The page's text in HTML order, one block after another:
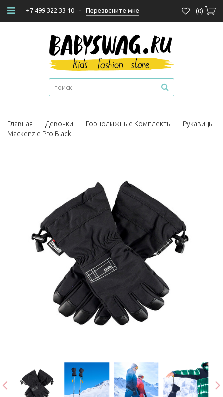
+7 499 322 33 10 - Перезвоните мне (0)
Главная - Девочки - Горнолыжные Комплекты - Рукавицы
Mackenzie Pro Black